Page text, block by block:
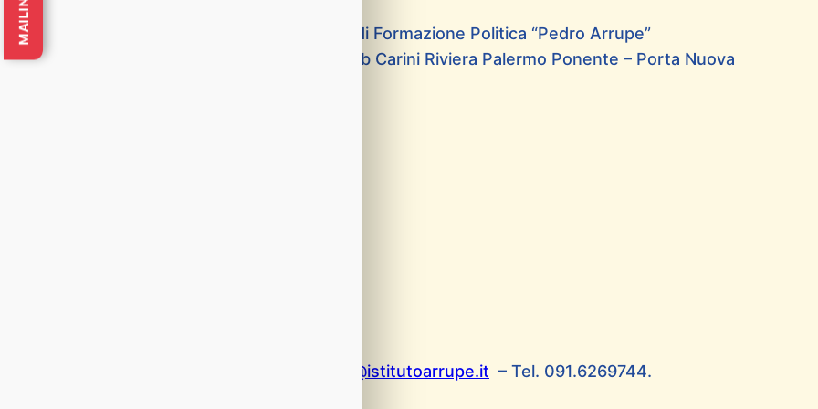
Gianni Notari S.I. – Direttore dell’istituto di Formazione Politica “Pedro Arrupe”
Stefania Raineri – Presidente del Leo Club Carini Riviera Palermo Ponente – Porta Nuova
ufficiostampa@istitutoarrupe.it – Tel. 091.6269744.